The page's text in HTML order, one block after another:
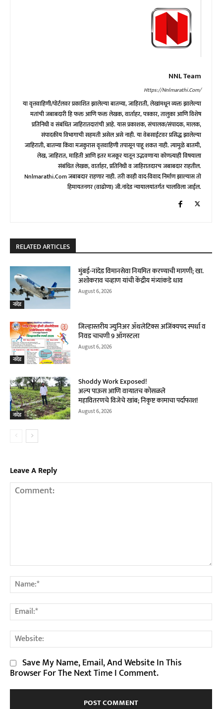
NNL Team
Https://nnlmarathi.com/
या वृत्तवाहिणी/पोर्टलवर प्रकाशित झालेल्या बातम्या, जाहिराती, लेखांमधून व्यक्त झालेल्या
मतांची जबाबदारी हि फक्त आणि फक्त लेखक, वार्ताहर, पत्रकार, तालुका आणि विशेष
प्रतिनिधी व संबंधित जाहिरातदारांची आहे. यास प्रकाशक, संचालक/संपादक, मालक,
संपादकीय विभागाची सहमती असेल असे नाही. या वेबसाईटवर प्रसिद्ध झालेल्या
जाहिराती, बातम्या किंवा मजकुरास वृत्तवाहिणी तपासून पाहू शकत नाही. त्यामुळे बातमी,
लेख, जाहिरात, माहिती आणि इतर मजकूर यातून उद्भवणाऱ्या कोणत्याही विषयाला
संबंधित लेखक, वार्ताहर, प्रतिनिधी व जाहिरातदारच जबाबदार राहतील.
Nnlmarathi.com जबाबदार राहणार नाही. तरी काही वाद-विवाद निर्माण झाल्यास तो
हिमायतनगर (वाढोणा) जी.नांदेड न्यायालयांतर्गत चालविला जाईल.
RELATED ARTICLES
नांदेड
मुंबई-नांदेड विमानसेवा नियमित करण्याची मागणी; खा.
अशोकराव चव्हाण यांची केंद्रीय मंत्र्यांकडे धाव
August 6, 2026
नांदेड
जिल्हास्तरीय ज्युनिअर ॲथलेटिक्स अजिंक्यपद स्पर्धा व
निवड चाचणी 9 ऑगस्टला
August 6, 2026
नांदेड
Shoddy Work Exposed!
अल्प पाऊस आणि वाऱ्यातच कोसळले
महावितरणचे विजेचे खांब; निकृष्ट कामाचा पर्दाफाश!
August 6, 2026
Leave A Reply
Comment:
Save My Name, Email, And Website In This
Browser For The Next Time I Comment.